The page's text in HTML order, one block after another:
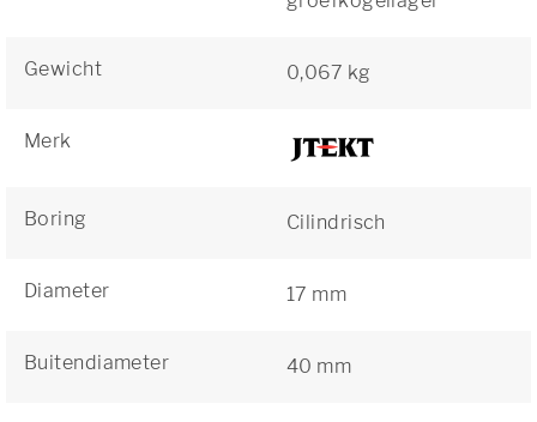
Gewicht 0,067 kg
Merk
Boring Cilindrisch
Diameter 17 mm
Buitendiameter 40 mm